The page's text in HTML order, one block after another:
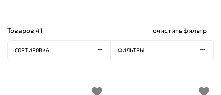
Товаров 41 очистить фильтр
СОРТИРОВКА ФИЛЬТРЫ